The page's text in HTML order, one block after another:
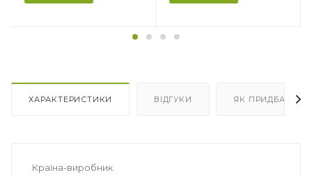
ХАРАКТЕРИСТИКИ ВІДГУКИ ЯК ПРИДБАТИ
Країна-виробник